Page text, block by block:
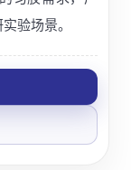
验场景。